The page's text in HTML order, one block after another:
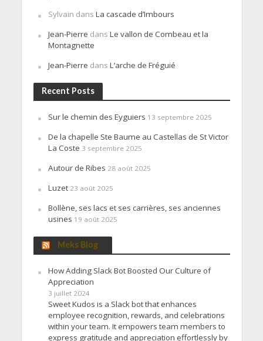
Sylvain dans La cascade d’Imbours
Jean-Pierre dans Le vallon de Combeau et la
Montagnette
Jean-Pierre dans L’arche de Fréguié
Recent Posts
Sur le chemin des Eyguiers 13 septembre 2025
De la chapelle Ste Baume au Castellas de St Victor
La Coste 3 septembre 2025
Autour de Ribes 28 août 2025
Luzet 23 août 2025
Bollène, ses lacs et ses carrières, ses anciennes
usines 19 août 2025
Meks Blog
How Adding Slack Bot Boosted Our Culture of
Appreciation
3 juillet 2024
Sweet Kudos is a Slack bot that enhances
employee recognition, rewards, and celebrations
within your team. It empowers team members to
express gratitude and appreciation effortlessly by